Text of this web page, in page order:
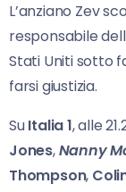
L’anziano Zev
responsabile
Stati Uniti sotto
farsi giustizia.
SuItalia 1, alle
Jones,Nanny
Thompson,